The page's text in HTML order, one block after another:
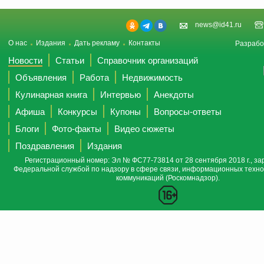
news@id41.ru
О нас Издания Дать рекламу Контакты
Новости Статьи
Справочник организаций
Объявления
Работа
Недвижимость
Кулинарная книга
Интервью
Анекдоты
Афиша
Конкурсы Купоны
Вопросы-ответы
Блоги
Фото-факты
Видео сюжеты
Поздравления
Издания
Регистрационный номер: Эл № ФС77-73814 от 28 сентября 2018 г.,
Федеральной службой по надзору в сфере связи, информационных
коммуникаций (Роскомнадзор).